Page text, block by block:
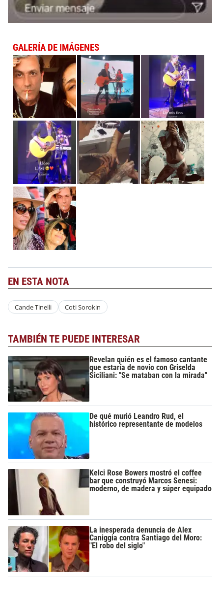
GALERÍA DE IMÁGENES
EN ESTA NOTA
Cande Tinelli Coti Sorokin
TAMBIÉN TE PUEDE INTERESAR
Revelan quién es el famoso cantante
que estaría de novio con Griselda
Siciliani: "Se mataban con la mirada"
De qué murió Leandro Rud, el
histórico representante de modelos
Kelci Rose Bowers mostró el coffee
bar que construyó Marcos Senesi:
moderno, de madera y súper equipado
La inesperada denuncia de Alex
Caniggia contra Santiago del Moro:
"El robo del siglo"